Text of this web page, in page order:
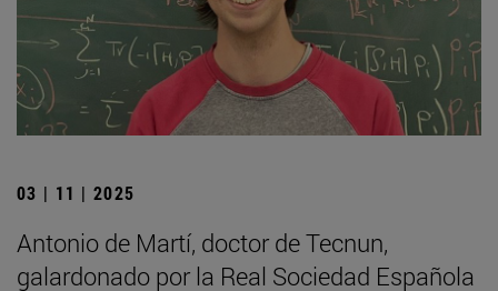
03 | 11 | 2025
Antonio de Martí, doctor de Tecnun,
galardonado por la Real Sociedad Española